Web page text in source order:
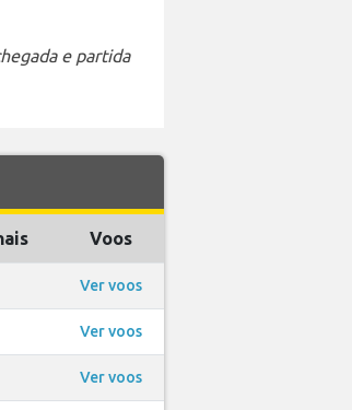
e partida
Voos
Ver voos
Ver voos
Ver voos